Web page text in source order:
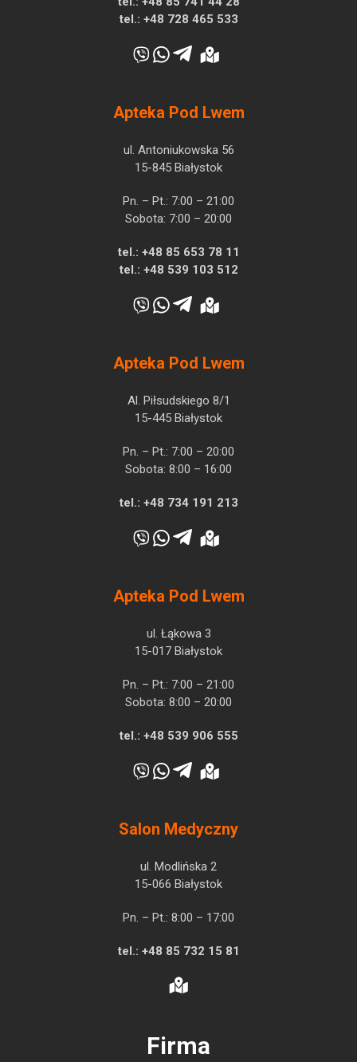
tel.: +48 728 465 533
Apteka Pod Lwem
ul. Antoniukowska 56
15-845 Białystok
Pn. – Pt.: 7:00 – 21:00
Sobota: 7:00 – 20:00
tel.: +48 85 653 78 11
tel.: +48 539 103 512
Apteka Pod Lwem
Al. Piłsudskiego 8/1
15-445 Białystok
Pn. – Pt.: 7:00 – 20:00
Sobota: 8:00 – 16:00
tel.: +48 734 191 213
Apteka Pod Lwem
ul. Łąkowa 3
15-017 Białystok
Pn. – Pt.: 7:00 – 21:00
Sobota: 8:00 – 20:00
tel.: +48 539 906 555
Salon Medyczny
ul. Modlińska 2
15-066 Białystok
Pn. – Pt.: 8:00 – 17:00
tel.: +48 85 732 15 81
Firma